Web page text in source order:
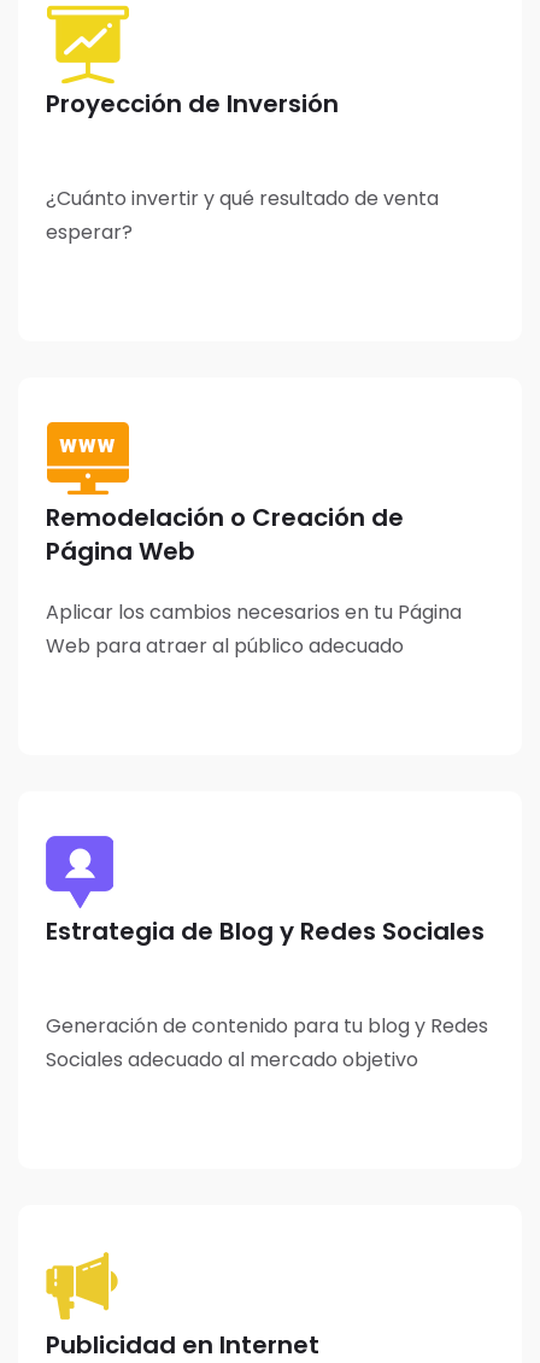
Proyección de Inversión
¿Cuánto invertir y qué resultado de venta
esperar?
Remodelación o Creación de
Página Web
Aplicar los cambios necesarios en tu Página
Web para atraer al público adecuado
Estrategia de Blog y Redes Sociales
Generación de contenido para tu blog y Redes
Sociales adecuado al mercado objetivo
Publicidad en Internet